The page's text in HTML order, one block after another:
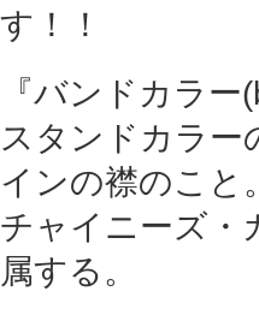
す！！
『バンドカラー
スタンドカラー
インの襟のこと
チャイニーズ・
属する。